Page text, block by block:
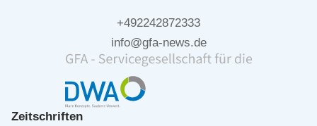
+492242872333
info@gfa-news.de
Zeitschriften